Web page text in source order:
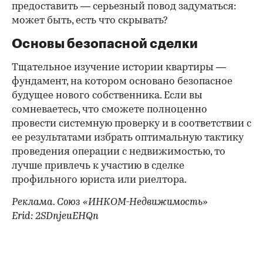
предоставить — серьезный повод задуматься:
может быть, есть что скрывать?
Основы безопасной сделки
Тщательное изучение истории квартиры —
фундамент, на котором основано безопасное
будущее нового собственника. Если вы
сомневаетесь, что сможете полноценно
провести системную проверку и в соответствии с
ее результатами избрать оптимальную тактику
проведения операции с недвижимостью, то
лучше привлечь к участию в сделке
профильного юриста или риелтора.
Реклама. Союз «ИНКОМ-Недвижимость»
Erid: 2SDnjeuEHQn